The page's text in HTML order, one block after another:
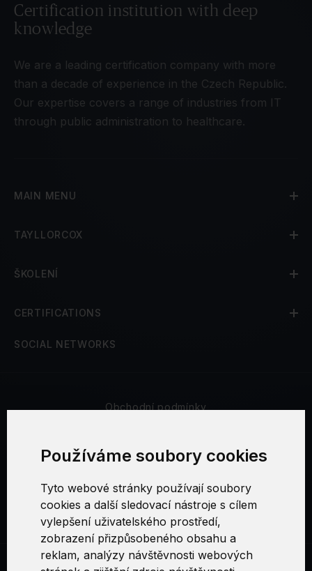
Používáme soubory cookies
Tyto webové stránky používají soubory
cookies a další sledovací nástroje s cílem
vylepšení uživatelského prostředí,
zobrazení přizpůsobeného obsahu a
reklam, analýzy návštěvnosti webových
Certification institution with deep
knowledge
We are a leading certification company with more
than a decade of experience in the Czech Republic.
Our expertise covers a range of industries from IT
through public administration to healthcare.
MAIN MENU
TAYLLORCOX
ŠKOLENÍ
CERTIFICATIONS
SOCIAL NETWORKS
Obchodní podmínky
Nastavení cookies